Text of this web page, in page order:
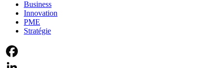
Business
Innovation
PME
Stratégie